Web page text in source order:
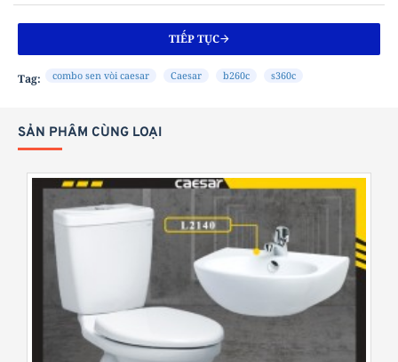
N
H
Ọ
:
TIẾP TỤC
Tag: combo sen vòi caesar Caesar b260c s360c
SẢN PHẨM CÙNG LOẠI